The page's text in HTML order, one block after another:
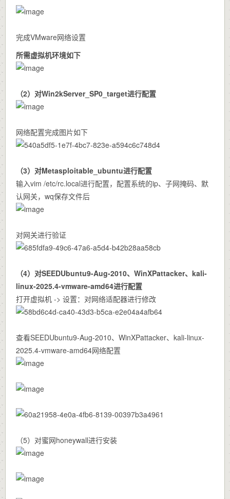
完成VMware网络设置
所需虚拟机环境如下
（2）对Win2kServer_SP0_target进行配置
网络配置完成图片如下
（3）对Metasploitable_ubuntu进行配置
输入vim /etc/rc.local进行配置，配置系统的ip、子网掩码、默
认网关，wq保存文件后
对网关进行验证
（4）对SEEDUbuntu9-Aug-2010、WinXPattacker、kali-
linux-2025.4-vmware-amd64进行配置
打开虚拟机 -> 设置：对网络适配器进行修改
查看SEEDUbuntu9-Aug-2010、WinXPattacker、kali-linux-
2025.4-vmware-amd64网络配置
（5）对蜜网honeywall进行安装